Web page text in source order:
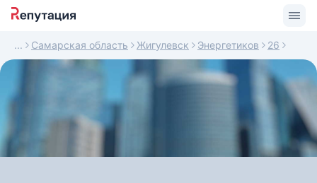
Самарская область Жигулевск Энергетиков 26